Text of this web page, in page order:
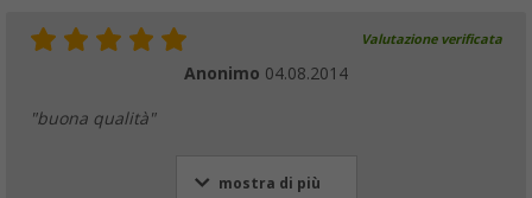
Valutazione verificata
Anonimo 04.08.2014
"buona qualità"
mostra di più